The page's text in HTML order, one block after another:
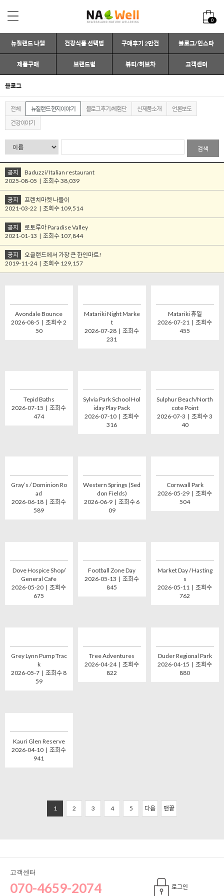
0
뉴질랜드 나웰 건강식품 선택법 구매후기 2만건 블로그/인스타
제품구매 브랜드별 뷰티/허브차 고객센터
블로그
전체 뉴질랜드 현지이야기 블로그후기/체험단 신제품소개
언론보도
건강이야기
검색
공지
Baduzzi/ Italian restaurant
2025-08-05 | 조회수 38,039
공지
프렌치마켓 나들이
2021-03-22 | 조회수 109,514
공지
로토루아 Paradise Valley
2021-01-13 | 조회수 107,844
공지
오클랜드에서 가장 큰 한인마트!
2019-11-24 | 조회수 129,157
Avondale Bounce
2026-08-5 | 조회수 2
50
Matariki Night Marke
t
2026-07-28 | 조회수
231
Matariki 휴일
2026-07-21 | 조회수
455
Tepid Baths
2026-07-15 | 조회수
474
Sylvia Park School Hol
iday Play Pack
2026-07-10 | 조회수
316
Sulphur Beach/North
cote Point
2026-07-3 | 조회수 3
40
Gray’s / Dominion Ro
ad
2026-06-18 | 조회수
589
Western Springs (Sed
don Fields)
2026-06-9 | 조회수 6
09
Cornwall Park
2026-05-29 | 조회수
504
Dove Hospice Shop/
General Cafe
2026-05-20 | 조회수
675
Football Zone Day
2026-05-13 | 조회수
845
Market Day / Hasting
s
2026-05-11 | 조회수
762
Grey Lynn Pump Trac
k
2026-05-7 | 조회수 8
59
Tree Adventures
2026-04-24 | 조회수
822
Duder Regional Park
2026-04-15 | 조회수
880
Kauri Glen Reserve
2026-04-10 | 조회수
941
1 2 3 4 5 다음 맨끝
고객센터
070-4659-2074 로그인